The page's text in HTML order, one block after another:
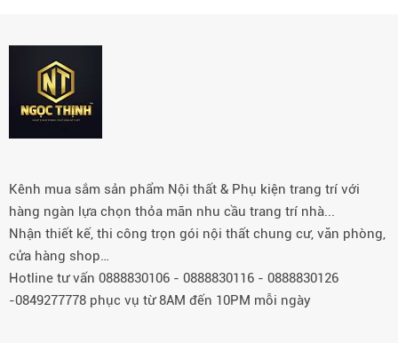
Kênh mua sắm sản phẩm Nội thất & Phụ kiện trang trí với
hàng ngàn lựa chọn thỏa mãn nhu cầu trang trí nhà...
Nhận thiết kế, thi công trọn gói nội thất chung cư, văn phòng,
cửa hàng shop…
Hotline tư vấn 0888830106 - 0888830116 - 0888830126
-0849277778 phục vụ từ 8AM đến 10PM mỗi ngày